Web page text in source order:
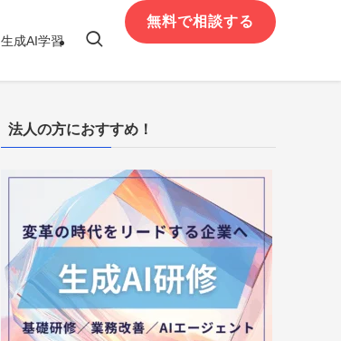
生成AI学習
無料で相談する
法人の方におすすめ！